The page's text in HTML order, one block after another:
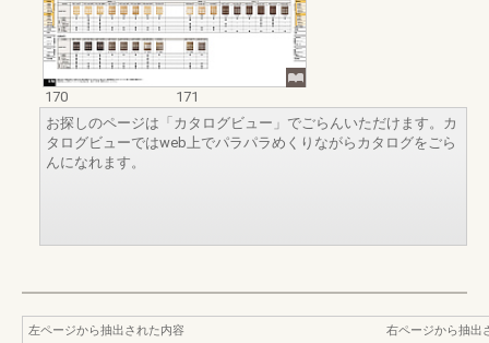
170
171
お探しのページは「カタログビュー」でごらんいただけます。カ
タログビューではweb上でパラパラめくりながらカタログをごら
んになれます。
左ページから抽出された内容
右ページから抽出